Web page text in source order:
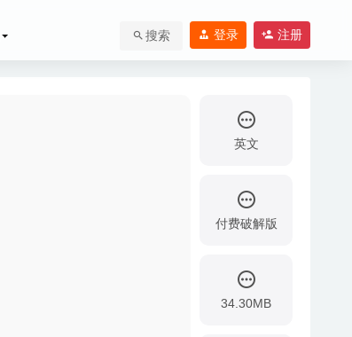
搜索 登录 注册
英文
付费破解版
34.30MB